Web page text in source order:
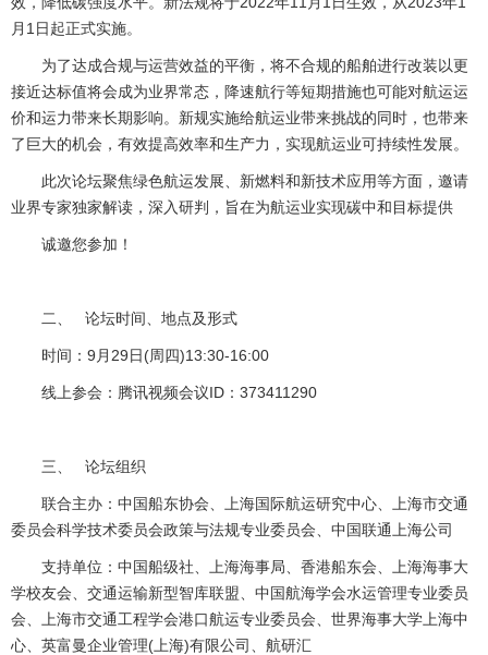
月1日起正式实施。
为了达成合规与运营效益的平衡，将不合规的船舶进行改装以更
接近达标值将会成为业界常态，降速航行等短期措施也可能对航运运
价和运力带来长期影响。新规实施给航运业带来挑战的同时，也带来
了巨大的机会，有效提高效率和生产力，实现航运业可持续性发展。
此次论坛聚焦绿色航运发展、新燃料和新技术应用等方面，邀请
业界专家独家解读，深入研判，旨在为航运业实现碳中和目标提供
诚邀您参加！
二、 论坛时间、地点及形式
时间：9月29日(周四)13:30-16:00
线上参会：腾讯视频会议ID：373411290
三、 论坛组织
联合主办：中国船东协会、上海国际航运研究中心、上海市交通
委员会科学技术委员会政策与法规专业委员会、中国联通上海公司
支持单位：中国船级社、上海海事局、香港船东会、上海海事大
学校友会、交通运输新型智库联盟、中国航海学会水运管理专业委员
会、上海市交通工程学会港口航运专业委员会、世界海事大学上海中
心、英富曼企业管理(上海)有限公司、航研汇